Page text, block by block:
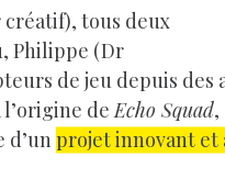
tous deux
Philippe (Dr
de jeu depuis
l’origine deEcho Squad
d’unprojet innovant et